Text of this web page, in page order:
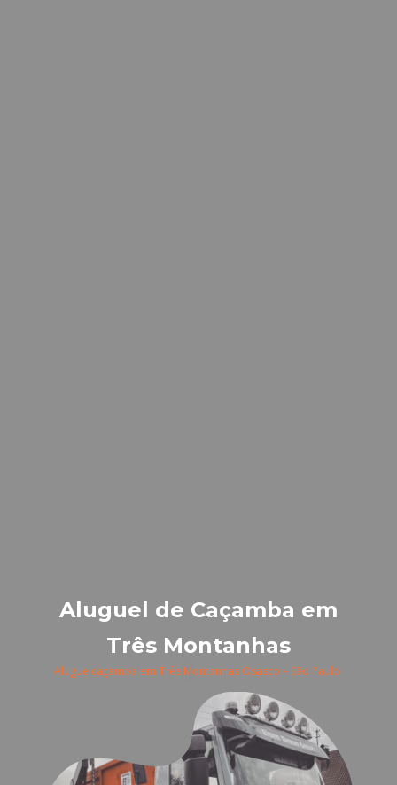
Aluguel de Caçamba em
Três Montanhas
Alugue caçamba em Três Montanhas Osasco – São Paulo.